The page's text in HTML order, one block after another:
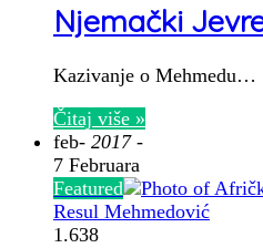
Njemački
Kazivanje o Mehmedu…
Čitaj više »
feb- 2017 -
7 Februara
Featured
Resul Mehmedović
1.638